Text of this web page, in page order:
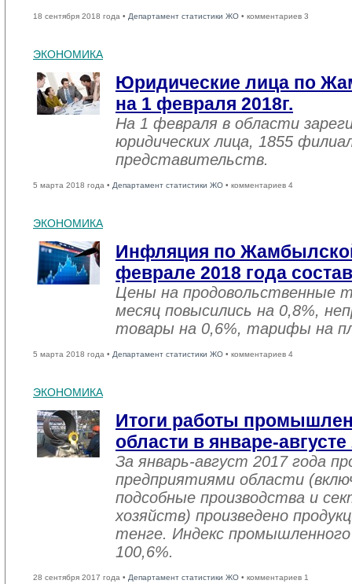
18 сентября 2018 года • Департамент статистики ЖО • комментариев 3
ЭКОНОМИКА
Юридические лица по
на 1 февраля 2018г.
На 1 февраля в области
юридических лица, 1855
представительств.
5 марта 2018 года • Департамент статистики ЖО • комментариев 4
ЭКОНОМИКА
Инфляция по
феврале 2018 года
Цены на продовольственные
месяц повысились на 0,8%,
товары на 0,6%, тарифы на
5 марта 2018 года • Департамент статистики ЖО • комментариев 4
ЭКОНОМИКА
Итоги работы
области в январе-августе
За январь-август 2017 года
предприятиями области
подсобные производства и
хозяйств) произведено
тенге. Индекс
100,6%.
28 сентября 2017 года • Департамент статистики ЖО • комментариев 1